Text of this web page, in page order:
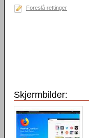
Foreslå rettinger
Skjermbilder: